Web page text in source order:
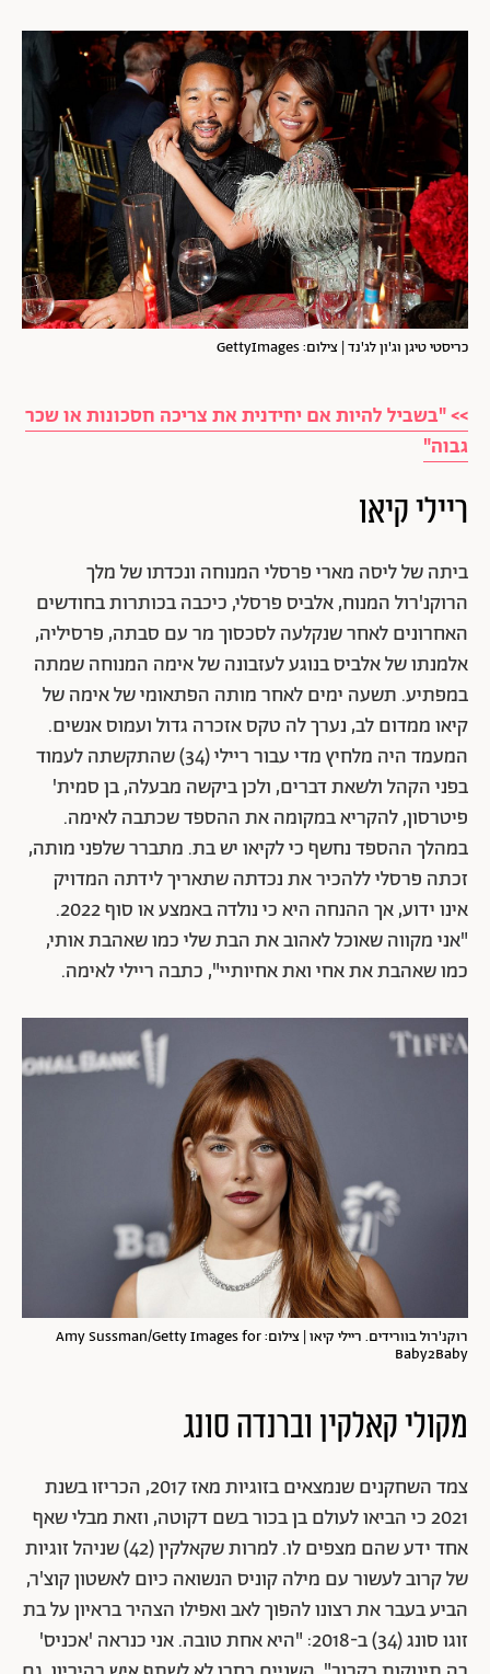
כריסטי טיגן וג'ון לג'נד | צילום: GettyImages
>> "בשביל להיות אם יחידנית את צריכה חסכונות או שכר
גבוה"
ריילי קיאו
ביתה של ליסה מארי פרסלי המנוחה ונכדתו של מלך
הרוקנ'רול המנוח, אלביס פרסלי, כיכבה בכותרות בחודשים
האחרונים לאחר שנקלעה לסכסוך מר עם סבתה, פרסיליה,
אלמנתו של אלביס בנוגע לעזבונה של אימה המנוחה שמתה
במפתיע. תשעה ימים לאחר מותה הפתאומי של אימה של
קיאו ממדום לב, נערך לה טקס אזכרה גדול ועמוס אנשים.
המעמד היה מלחיץ מדי עבור ריילי (34) שהתקשתה לעמוד
בפני הקהל ולשאת דברים, ולכן ביקשה מבעלה, בן סמית'
פיטרסון, להקריא במקומה את ההספד שכתבה לאימה.
במהלך ההספד נחשף כי לקיאו יש בת. מתברר שלפני מותה,
זכתה פרסלי ללהכיר את נכדתה שתאריך לידתה המדויק
אינו ידוע, אך ההנחה היא כי נולדה באמצע או סוף 2022.
"אני מקווה שאוכל לאהוב את הבת שלי כמו שאהבת אותי,
כמו שאהבת את אחי ואת אחיותיי", כתבה ריילי לאימה.
רוקנ'רול בוורידים. ריילי קיאו | צילום: Amy Sussman/Getty Images for
Baby2Baby
מקולי קאלקין וברנדה סונג
צמד השחקנים שנמצאים בזוגיות מאז 2017, הכריזו בשנת
2021 כי הביאו לעולם בן בכור בשם דקוטה, וזאת מבלי שאף
אחד ידע שהם מצפים לו. למרות שקאלקין (42) שניהל זוגיות
של קרוב לעשור עם מילה קוניס הנשואה כיום לאשטון קוצ'ר,
הביע בעבר את רצונו להפוך לאב ואפילו הצהיר בראיון על בת
זוגו סונג (34) ב-2018: "היא אחת טובה. אני כנראה 'אכניס'